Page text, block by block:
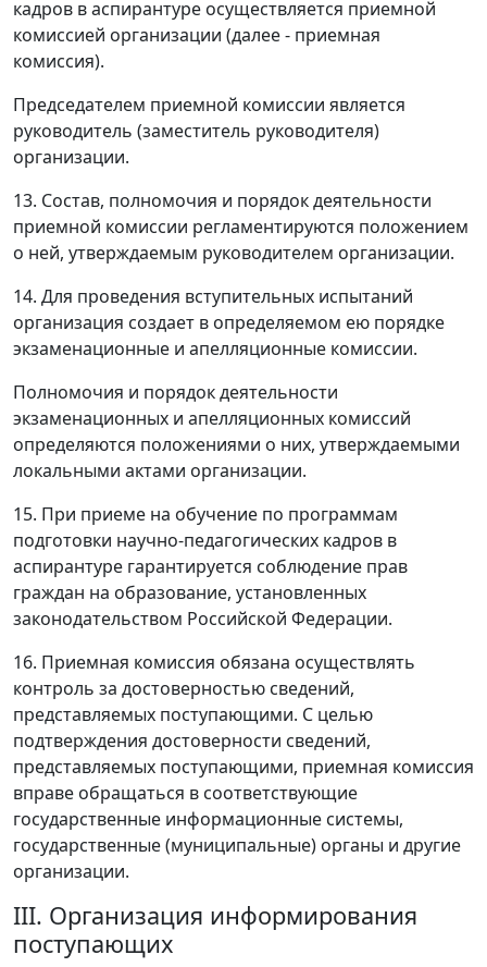
кадров в аспирантуре осуществляется приемной
комиссией организации (далее - приемная
комиссия).
Председателем приемной комиссии является
руководитель (заместитель руководителя)
организации.
13. Состав, полномочия и порядок деятельности
приемной комиссии регламентируются положением
о ней, утверждаемым руководителем организации.
14. Для проведения вступительных испытаний
организация создает в определяемом ею порядке
экзаменационные и апелляционные комиссии.
Полномочия и порядок деятельности
экзаменационных и апелляционных комиссий
определяются положениями о них, утверждаемыми
локальными актами организации.
15. При приеме на обучение по программам
подготовки научно-педагогических кадров в
аспирантуре гарантируется соблюдение прав
граждан на образование, установленных
законодательством Российской Федерации.
16. Приемная комиссия обязана осуществлять
контроль за достоверностью сведений,
представляемых поступающими. С целью
подтверждения достоверности сведений,
представляемых поступающими, приемная комиссия
вправе обращаться в соответствующие
государственные информационные системы,
государственные (муниципальные) органы и другие
организации.
III. Организация информирования
поступающих